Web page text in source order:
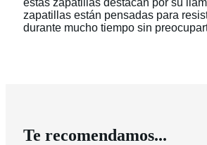
zapatillas están pensadas para
durante mucho tiempo sin
Te recomendamos...